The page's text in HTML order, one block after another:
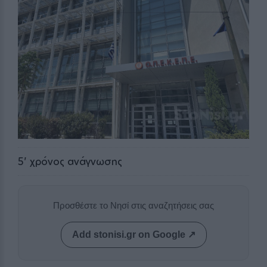
5' χρόνος ανάγνωσης
Προσθέστε το Νησί στις αναζητήσεις σας
Add stonisi.gr on Google ↗